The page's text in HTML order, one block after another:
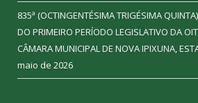
835ª (OCTINGENTÉSIMA TRIGÉSIMA
DO PRIMEIRO PERÍODO LEGISLATIVO DA
CÂMARA MUNICIPAL DE NOVA IPIXUNA,
maio de 2026